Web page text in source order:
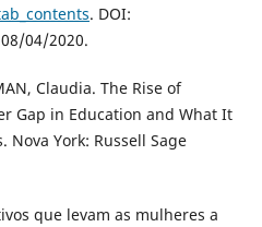
. DOI:
04/2020.
Claudia. The Rise of
Gap in Education and What It
Nova York: Russell Sage
que levam as mulheres a